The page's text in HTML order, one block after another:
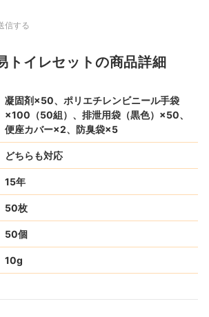
信する
トイレセットの商品詳細
凝固剤×50、ポリエチレンビニール手袋
×100（50組）、排泄用袋（黒色）×50、
便座カバー×2、防臭袋×5
どちらも対応
15年
50枚
50個
10g